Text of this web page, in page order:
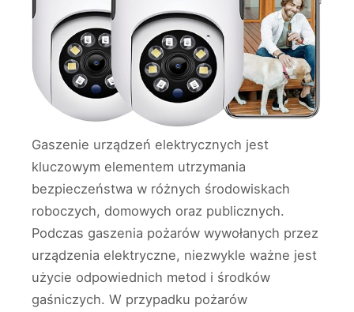
Gaszenie urządzeń elektrycznych jest
kluczowym elementem utrzymania
bezpieczeństwa w różnych środowiskach
roboczych, domowych oraz publicznych.
Podczas gaszenia pożarów wywołanych przez
urządzenia elektryczne, niezwykle ważne jest
użycie odpowiednich metod i środków
gaśniczych. W przypadku pożarów